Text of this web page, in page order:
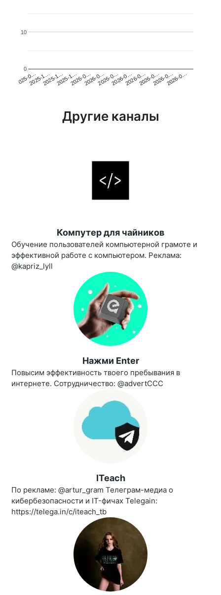
2025-0…2025-1…2025-1…2025-1…2026-0…2026-0…2026-0…2026-0…2026-0…2026-0…2026-0…2026-0…
0
10
Другие каналы
Компутер для чайников
Обучение пользователей компьютерной грамоте и
эффективной работе с компьютером. Реклама:
@kapriz_lyll
Нажми Enter
Повысим эффективность твоего пребывания в
интернете. Сотрудничество: @advertCCC
ITeach
По рекламе: @artur_gram Телеграм-медиа о
кибербезопасности и IT-фичах Telegain:
https://telega.in/c/iteach_tb